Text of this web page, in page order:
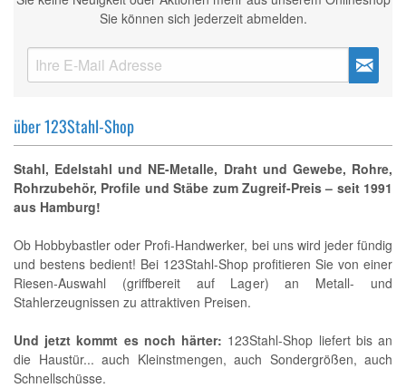
Sie können sich jederzeit abmelden.
über 123Stahl-Shop
Stahl, Edelstahl und NE-Metalle, Draht und Gewebe, Rohre,
Rohrzubehör, Profile und Stäbe zum Zugreif-Preis – seit 1991
aus Hamburg!
Ob Hobbybastler oder Profi-Handwerker, bei uns wird jeder fündig
und bestens bedient! Bei 123Stahl-Shop profitieren Sie von einer
Riesen-Auswahl (griffbereit auf Lager) an Metall- und
Stahlerzeugnissen zu attraktiven Preisen.
Und jetzt kommt es noch härter: 123Stahl-Shop liefert bis an
die Haustür... auch Kleinstmengen, auch Sondergrößen, auch
Schnellschüsse.